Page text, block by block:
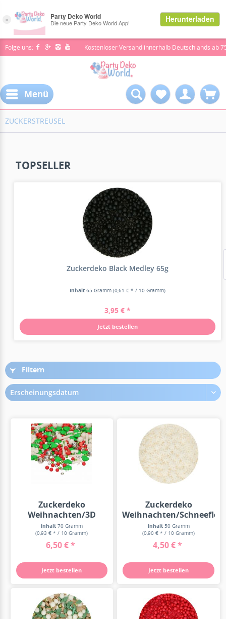
Folge uns: Kostenloser Versand innerhalb Deutschlands ab
Menü
ZUCKERSTREUSEL
TOPSELLER
Zuckerdeko Black Medley 65g
Inhalt 65 Gramm (0,61 € * / 10 Gramm)
3,95 € *
Jetzt bestellen
Filtern
Erscheinungsdatum
Zuckerdeko
Weihnachten/3D
Christmas Medley 70g
Inhalt 70 Gramm
(0,93 € * / 10 Gramm)
6,50 € *
Jetzt bestellen
Zuckerdeko
Weihnachten/
50g
Inhalt 50 Gramm
(0,90 € * / 10 Gramm)
4,50 € *
Jetzt bestellen